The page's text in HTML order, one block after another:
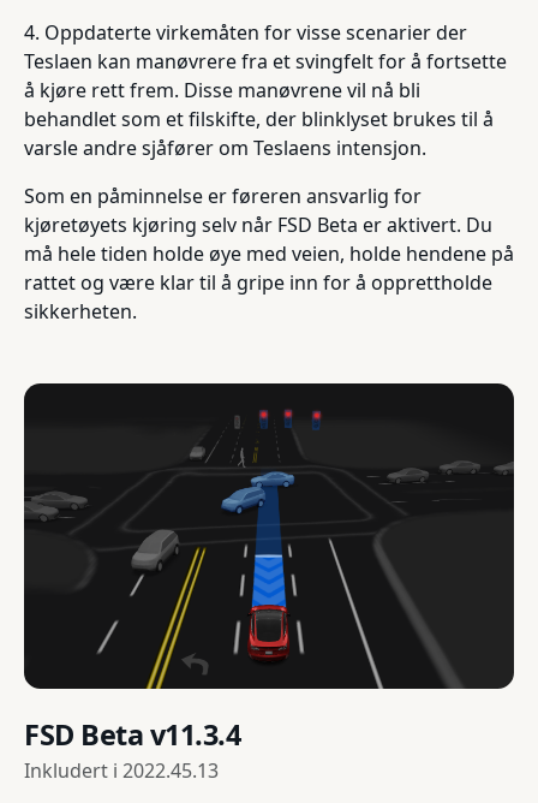
4. Oppdaterte virkemåten for visse scenarier der
Teslaen kan manøvrere fra et svingfelt for å fortsette
å kjøre rett frem. Disse manøvrene vil nå bli
behandlet som et filskifte, der blinklyset brukes til å
varsle andre sjåfører om Teslaens intensjon.
Som en påminnelse er føreren ansvarlig for
kjøretøyets kjøring selv når FSD Beta er aktivert. Du
må hele tiden holde øye med veien, holde hendene på
rattet og være klar til å gripe inn for å opprettholde
sikkerheten.
FSD Beta v11.3.4
Inkludert i 2022.45.13